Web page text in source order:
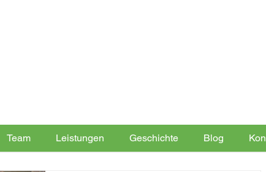
Team Leistungen Geschichte Blog